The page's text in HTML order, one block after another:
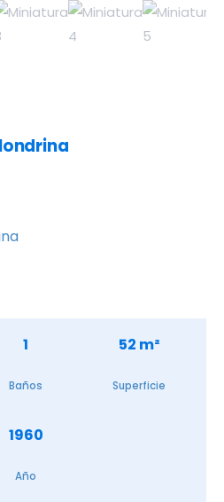
1
Baños
52 m²
Superficie
1960
Año